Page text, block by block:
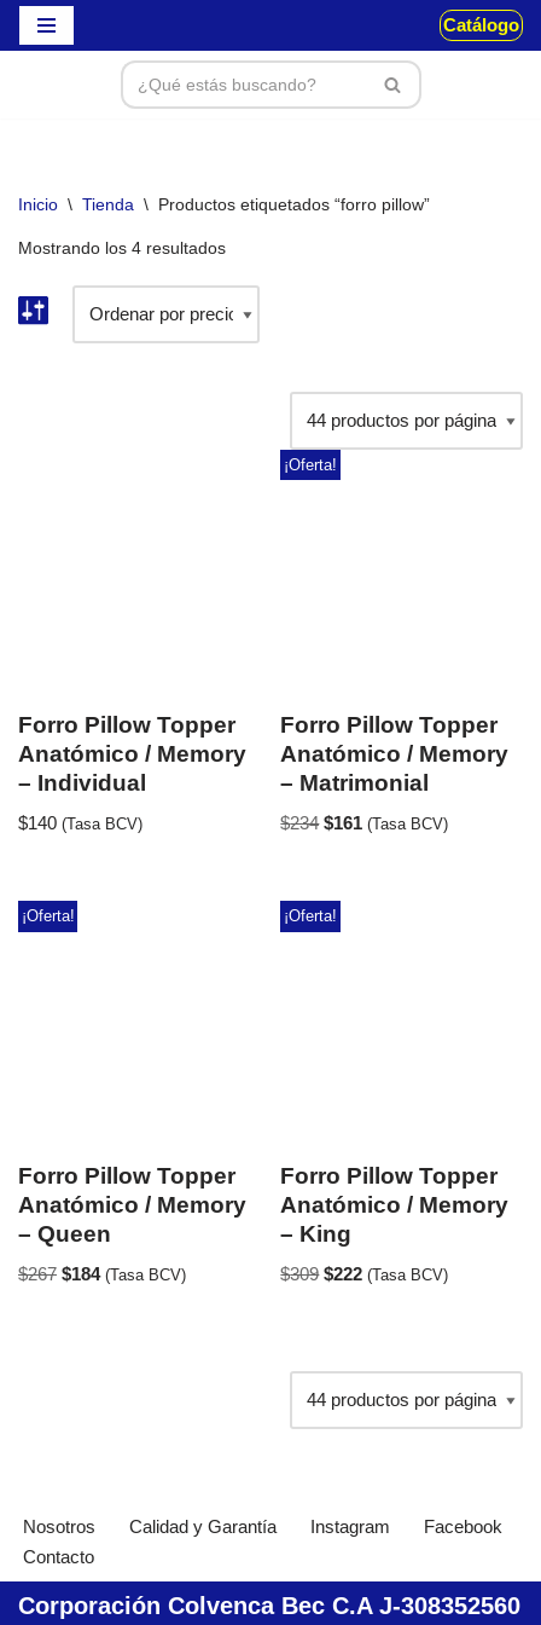
Catálogo
Inicio \ Tienda \ Productos etiquetados “forro pillow”
Mostrando los 4 resultados
Forro Pillow Topper
Anatómico / Memory
– Individual
$140 (Tasa BCV)
¡Oferta!
Forro Pillow Topper
Anatómico / Memory
– Matrimonial
$234 $161 (Tasa BCV)
¡Oferta!
Forro Pillow Topper
Anatómico / Memory
– Queen
$267 $184 (Tasa BCV)
¡Oferta!
Forro Pillow Topper
Anatómico / Memory
– King
$309 $222 (Tasa BCV)
Nosotros Calidad y Garantía Instagram
Facebook
Contacto
Corporación Colvenca Bec C.A J-308352560